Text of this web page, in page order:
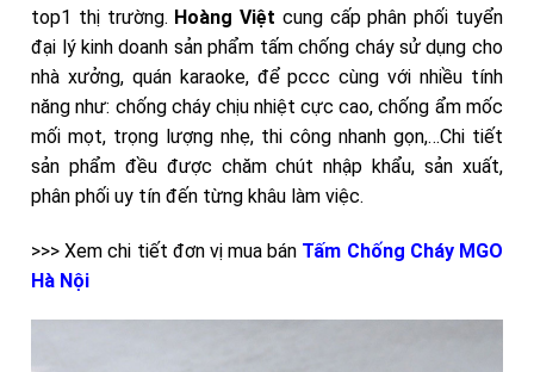
top1 thị trường. Hoàng Việt cung cấp phân phối tuyển
đại lý kinh doanh sản phẩm tấm chống cháy sử dụng cho
nhà xưởng, quán karaoke, để pccc cùng với nhiều tính
năng như: chống cháy chịu nhiệt cực cao, chống ẩm mốc
mối mọt, trọng lượng nhẹ, thi công nhanh gọn,…Chi tiết
sản phẩm đều được chăm chút nhập khẩu, sản xuất,
phân phối uy tín đến từng khâu làm việc.
>>> Xem chi tiết đơn vị mua bán Tấm Chống Cháy MGO
Hà Nội